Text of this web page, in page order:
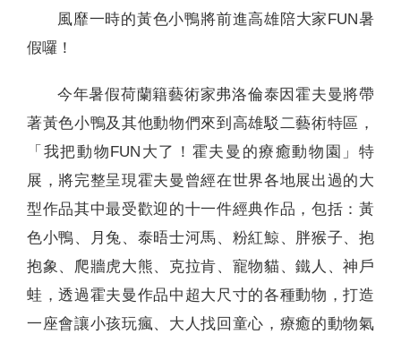
風靡一時的黃色小鴨將前進高雄陪大家FUN暑
假囉！
今年暑假荷蘭籍藝術家弗洛倫泰因霍夫曼將帶
著黃色小鴨及其他動物們來到高雄駁二藝術特區，
「我把動物FUN大了！霍夫曼的療癒動物園」特
展，將完整呈現霍夫曼曾經在世界各地展出過的大
型作品其中最受歡迎的十一件經典作品，包括：黃
色小鴨、月兔、泰晤士河馬、粉紅鯨、胖猴子、抱
抱象、爬牆虎大熊、克拉肯、寵物貓、鐵人、神戶
蛙，透過霍夫曼作品中超大尺寸的各種動物，打造
一座會讓小孩玩瘋、大人找回童心，療癒的動物氣